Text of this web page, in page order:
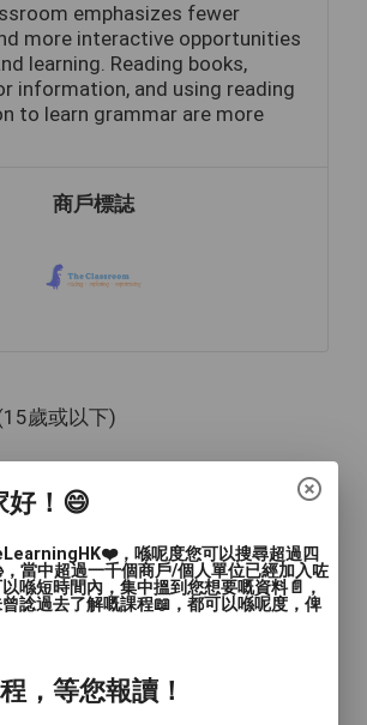
emphasizes fewer
more interactive opportunities
learning. Reading books,
information, and using reading
to learn grammar are more
商戶標誌
歲或以下)
好！😄
，喺呢度您可以搜尋超過四
當中超過一千個商戶/個人單位已經加入咗
喺短時間內，集中搵到您想要嘅資料📄，
諗過去了解嘅課程📖，都可以喺呢度，俾
，等您報讀！